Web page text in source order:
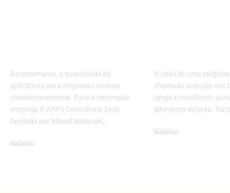
Recentemente, a quantidade de
aplicativos para empresas cresceu
consideravelmente. Para a renomada
empresa X-APPS Consultoria Eireli,
fundada por Mikael Malanski,…
Noticias
O caso de uma
chamado atenção nos
Igreja e mobilizado
diferentes esferas.
Noticias